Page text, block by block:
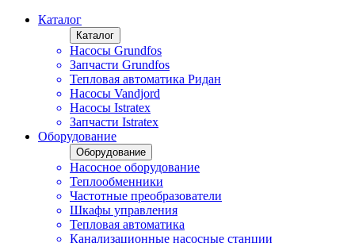
Каталог
Каталог
Насосы Grundfos
Запчасти Grundfos
Тепловая автоматика Ридан
Насосы Vandjord
Насосы Istratex
Запчасти Istratex
Оборудование
Оборудование
Насосное оборудование
Теплообменники
Частотные преобразователи
Шкафы управления
Тепловая автоматика
Канализационные насосные станции